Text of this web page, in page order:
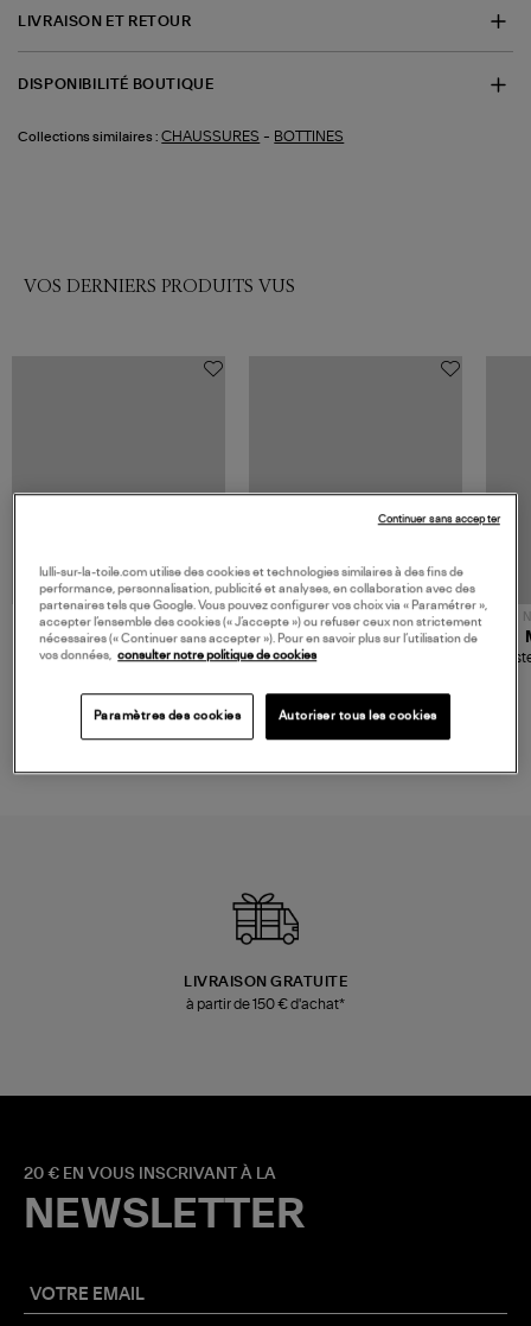
LIVRAISON ET RETOUR
DISPONIBILITÉ BOUTIQUE
Collections similaires : CHAUSSURES - BOTTINES
VOS DERNIERS PRODUITS VUS
JEROME DREYFUSS
Sac Bobi S Cuir Lamé
NOUVELLE COLLECTION
TORAL
Mocassins Killian Sport
LIVRAISON GRATUITE
à partir de 150 € d'achat*
20 € EN VOUS INSCRIVANT À LA
NEWSLETTER
lulli-sur-la-toile.com utilise des cookies et technologies similaires à des fins de
performance, personnalisation, publicité et analyses, en collaboration avec des
partenaires tels que Google. Vous pouvez configurer vos choix via « Paramétrer »,
accepter l’ensemble des cookies (« J’accepte ») ou refuser ceux non strictement
nécessaires (« Continuer sans accepter »). Pour en savoir plus sur l’utilisation de
vos données, consulter notre politique de cookies
Paramètres des cookies Autoriser tous les cookies
Continuer sans accepter